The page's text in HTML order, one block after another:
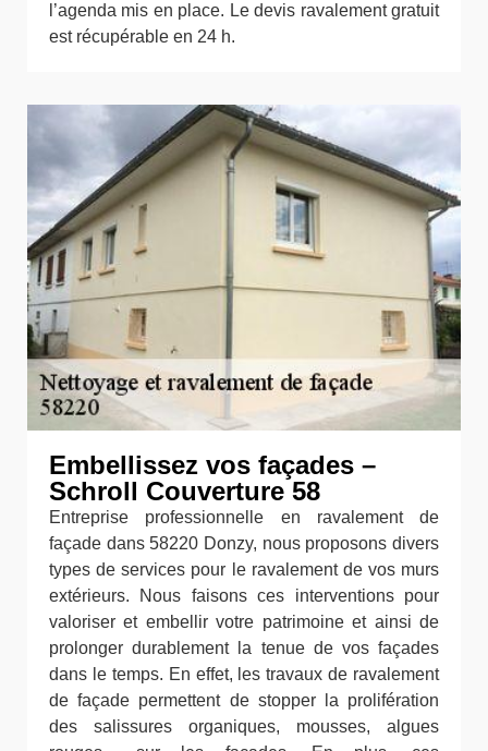
l’agenda mis en place. Le devis ravalement gratuit
est récupérable en 24 h.
Embellissez vos façades –
Schroll Couverture 58
Entreprise professionnelle en ravalement de
façade dans 58220 Donzy, nous proposons divers
types de services pour le ravalement de vos murs
extérieurs. Nous faisons ces interventions pour
valoriser et embellir votre patrimoine et ainsi de
prolonger durablement la tenue de vos façades
dans le temps. En effet, les travaux de ravalement
de façade permettent de stopper la prolifération
des salissures organiques, mousses, algues